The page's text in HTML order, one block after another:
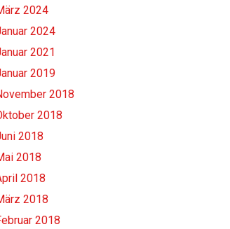
2024
2024
2021
2019
2018
2018
2018
2018
2018
2018
2018